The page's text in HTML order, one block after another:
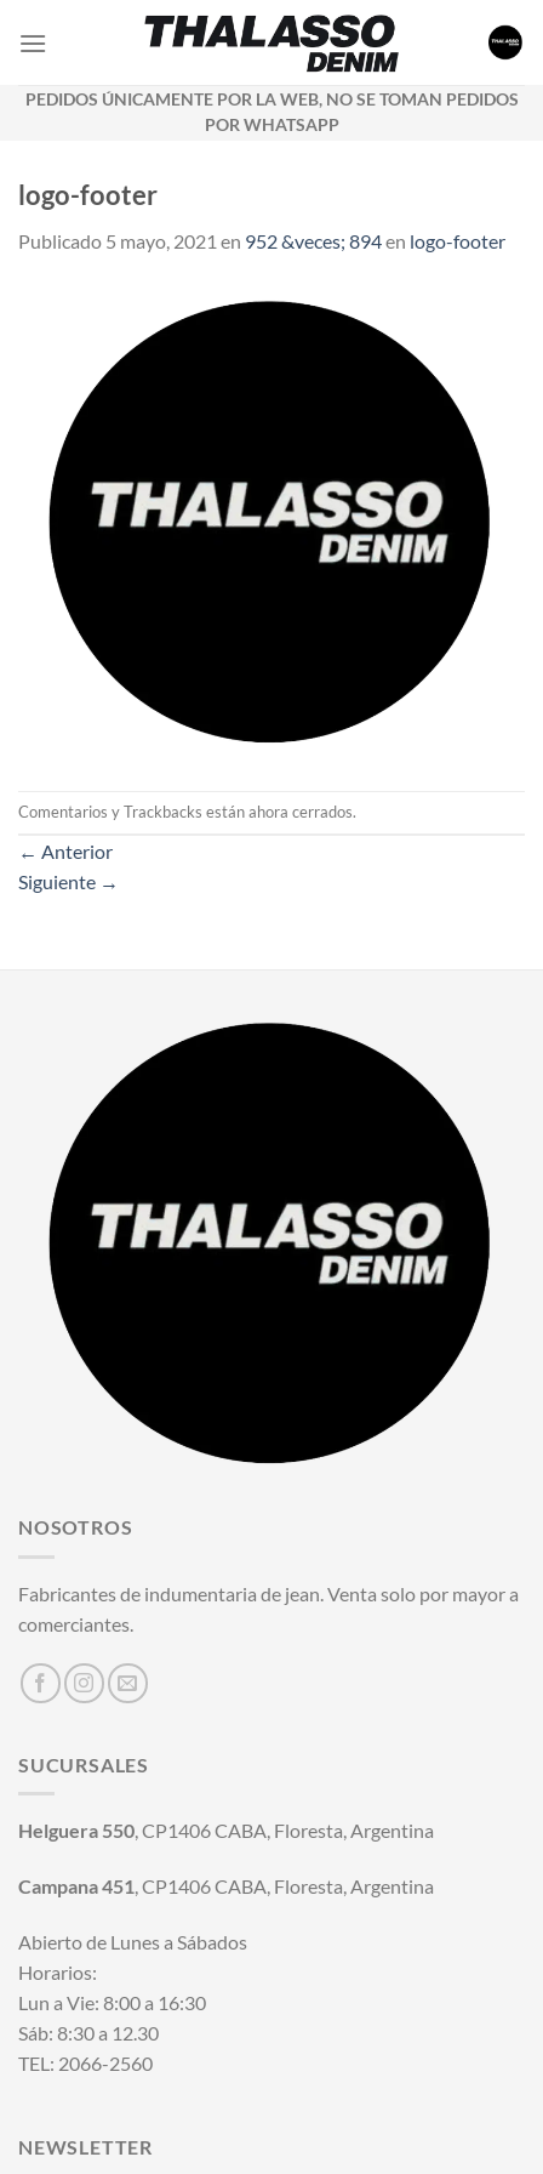
PEDIDOS ÚNICAMENTE POR LA WEB, NO SE TOMAN PEDIDOS
POR WHATSAPP
logo-footer
Publicado 5 mayo, 2021 en 952 &veces; 894en logo-footer
Comentarios y Trackbacks están ahora cerrados.
← Anterior
Siguiente →
NOSOTROS
Fabricantes de indumentaria de jean. Venta solo por mayor a
comerciantes.
SUCURSALES
Helguera 550, CP1406 CABA, Floresta, Argentina
Campana 451, CP1406 CABA, Floresta, Argentina
Abierto de Lunes a Sábados
Horarios:
Lun a Vie: 8:00 a 16:30
Sáb: 8:30 a 12.30
TEL: 2066-2560
NEWSLETTER